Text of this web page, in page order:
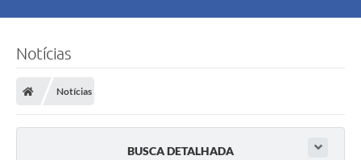
Notícias
Notícias
BUSCA DETALHADA